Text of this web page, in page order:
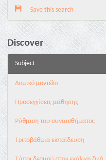
Save this search
Discover
Subject
Δομικό μοντέλο
Προσεγγίσεις μάθησης
Ρύθμιση του συναισθήματος
Τριτοβάθμια εκπαίδευση